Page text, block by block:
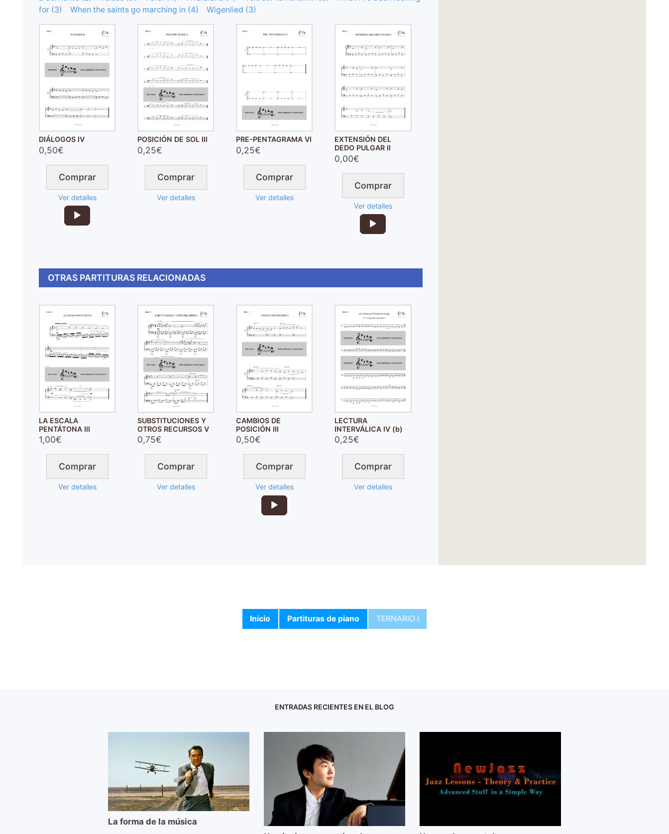
for (3)
When the saints go marching in (4) Wigenlied (3)
DIÁLOGOS IV
0,50€
Comprar
Ver detalles
Reproductor
de
audio
POSICIÓN DE SOL III
0,25€
Comprar
Ver detalles
PRE-PENTAGRAMA VI
0,25€
Comprar
Ver detalles
EXTENSIÓN DEL
DEDO PULGAR II
0,00€
Comprar
Ver detalles
Reproductor
de
audio
OTRAS PARTITURAS RELACIONADAS
LA ESCALA
PENTÁTONA III
1,00€
Comprar
Ver detalles
SUBSTITUCIONES Y
OTROS RECURSOS V
0,75€
Comprar
Ver detalles
CAMBIOS DE
POSICIÓN III
0,50€
Comprar
Ver detalles
Reproductor
de
audio
LECTURA
INTERVÁLICA IV (b)
0,25€
Comprar
Ver detalles
Inicio Partituras de piano TERNARIO I
ENTRADAS RECIENTES EN EL BLOG
La forma de la música